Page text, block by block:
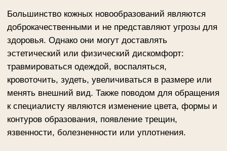
который позволяет аккуратно воздействовать на
измененные ткани, не повреждая окружающую кожу.
Процедура проводится после осмотра специалиста,
который оценивает характер образования,
определяет показания к удалению и при
необходимости рекомендует дополнительную
диагностику.
ЗАПИСАТЬСЯ НА КОНСУЛЬТАЦИЮ